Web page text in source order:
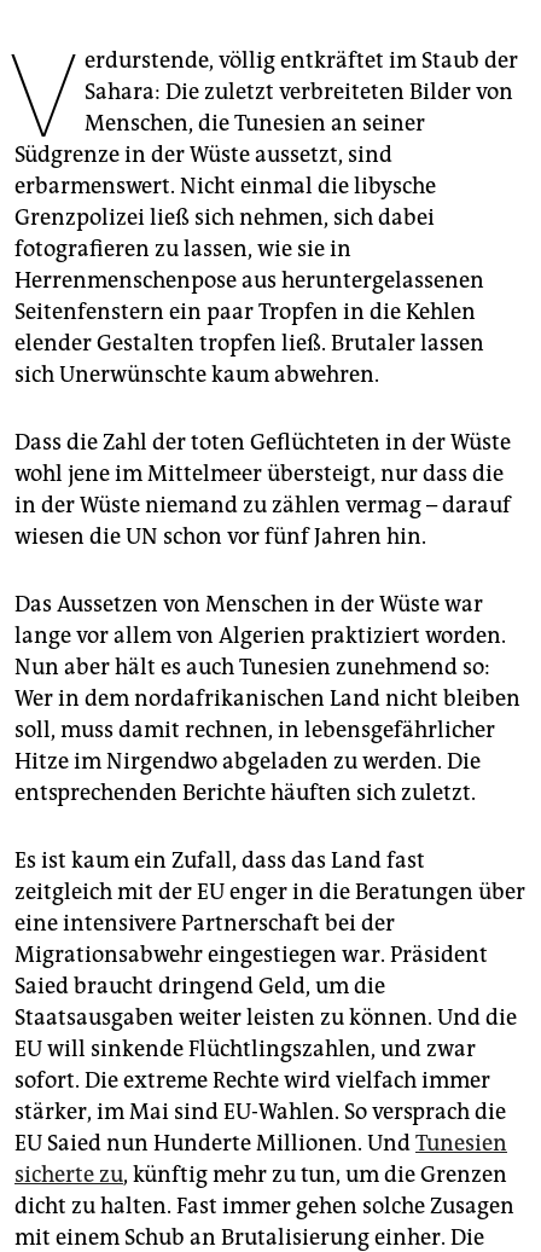
genossenschaft
epaper login
V erdurstende, völlig entkräftet im Staub der
Sahara: Die zuletzt verbreiteten Bilder von
Menschen, die Tunesien an seiner
Südgrenze in der Wüste aussetzt, sind
erbarmenswert. Nicht einmal die libysche
Grenzpolizei ließ sich nehmen, sich dabei
fotografieren zu lassen, wie sie in
Herrenmenschenpose aus heruntergelassenen
Seitenfenstern ein paar Tropfen in die Kehlen
elender Gestalten tropfen ließ. Brutaler lassen
sich Unerwünschte kaum abwehren.
Dass die Zahl der toten Geflüchteten in der Wüste
wohl jene im Mittelmeer übersteigt, nur dass die
in der Wüste niemand zu zählen vermag – darauf
wiesen die UN schon vor fünf Jahren hin.
Das Aussetzen von Menschen in der Wüste war
lange vor allem von Algerien praktiziert worden.
Nun aber hält es auch Tunesien zunehmend so:
Wer in dem nordafrikanischen Land nicht bleiben
soll, muss damit rechnen, in lebensgefährlicher
Hitze im Nirgendwo abgeladen zu werden. Die
entsprechenden Berichte häuften sich zuletzt.
Es ist kaum ein Zufall, dass das Land fast
zeitgleich mit der EU enger in die Beratungen über
eine intensivere Partnerschaft bei der
Migrationsabwehr eingestiegen war. Präsident
Saied braucht dringend Geld, um die
Staatsausgaben weiter leisten zu können. Und die
EU will sinkende Flüchtlingszahlen, und zwar
sofort. Die extreme Rechte wird vielfach immer
stärker, im Mai sind EU-Wahlen. So versprach die
EU Saied nun Hunderte Millionen. UndTunesien
sicherte zu, künftig mehr zu tun, um die Grenzen
dicht zu halten. Fast immer gehen solche Zusagen
mit einem Schub an Brutalisierung einher. Die